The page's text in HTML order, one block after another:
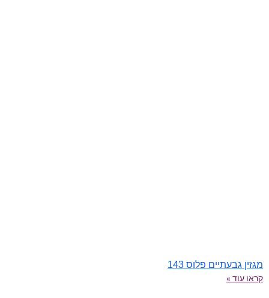
מגזין גבעתיים פלוס 143
קראו עוד »